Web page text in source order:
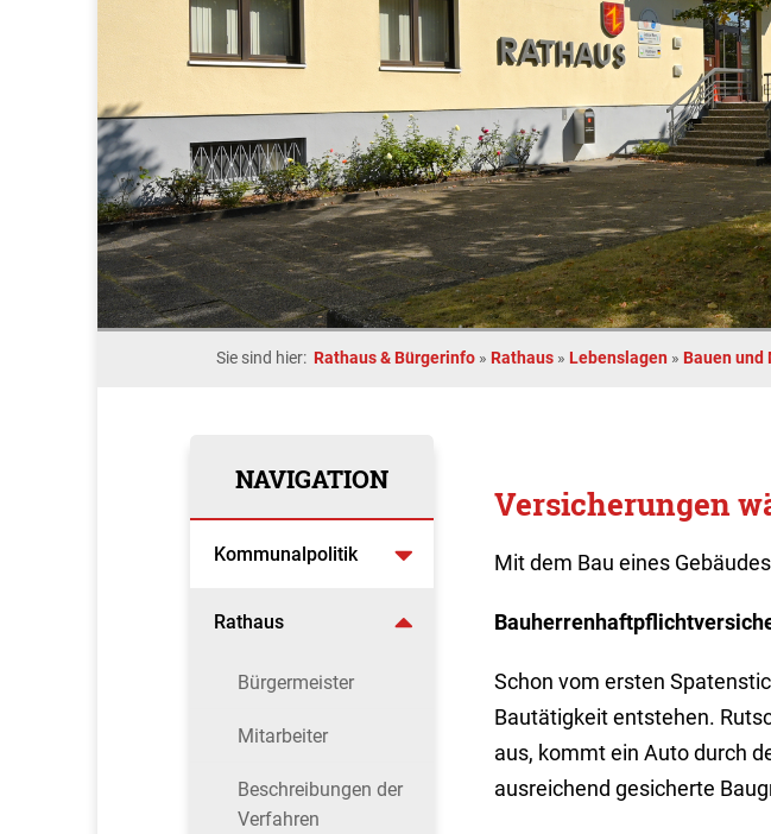
Sie sind hier: Rathaus & Bürgerinfo » Rathaus » Lebenslagen » Bauen und
NAVIGATION
Kommunalpolitik
Rathaus
Bürgermeister
Mitarbeiter
Beschreibungen der
Verfahren
Versicherungen
Mit dem Bau eines
Schon vom ersten
Bautätigkeit entstehen.
aus, kommt ein Auto durch
ausreichend gesicherte